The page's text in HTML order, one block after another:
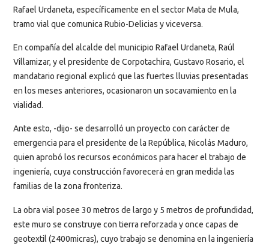
Rafael Urdaneta, específicamente en el sector Mata de Mula,
tramo vial que comunica Rubio-Delicias y viceversa.
En compañía del alcalde del municipio Rafael Urdaneta, Raúl
Villamizar, y el presidente de Corpotachira, Gustavo Rosario, el
mandatario regional explicó que las fuertes lluvias presentadas
en los meses anteriores, ocasionaron un socavamiento en la
vialidad.
Ante esto, -dijo- se desarrolló un proyecto con carácter de
emergencia para el presidente de la República, Nicolás Maduro,
quien aprobó los recursos económicos para hacer el trabajo de
ingeniería, cuya construcción favorecerá en gran medida las
familias de la zona fronteriza.
La obra vial posee 30 metros de largo y 5 metros de profundidad,
este muro se construye con tierra reforzada y once capas de
geotextil (2400micras), cuyo trabajo se denomina en la ingeniería